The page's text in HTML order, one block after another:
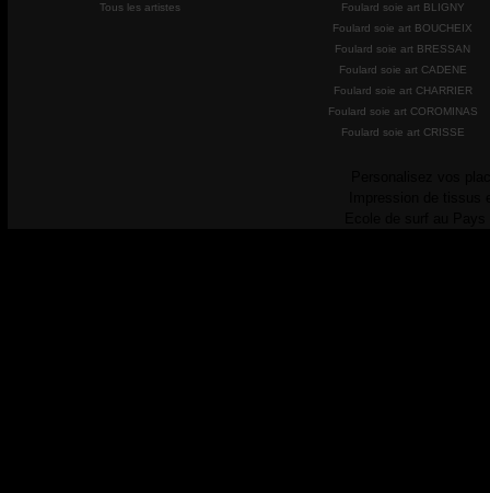
Tous les artistes
Foulard soie art BLIGNY
Foulard soie art BOUCHEIX
Foulard soie art BRESSAN
Foulard soie art CADENE
Foulard soie art CHARRIER
Foulard soie art COROMINAS
Foulard soie art CRISSE